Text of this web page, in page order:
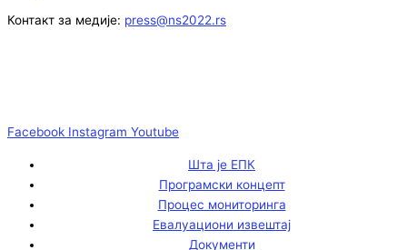
Контакт за медије: press@ns2022.rs
Facebook Instagram Youtube
Шта је ЕПК
Програмски концепт
Процес мониторинга
Евалуациони извештај
Документи